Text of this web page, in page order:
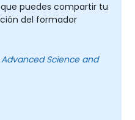
puedes compartir tu
del formador